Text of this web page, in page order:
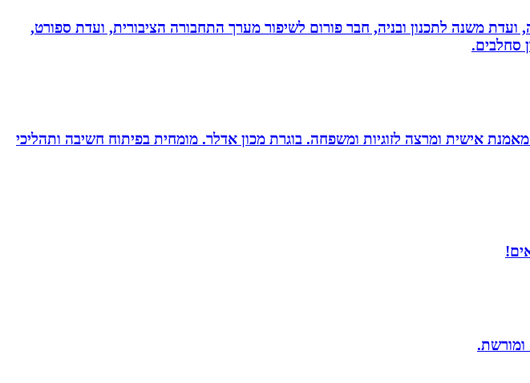
ועדת משנה לתכנון ובניה, חבר פורום לשיפור מערך התחבורה הציבורית, ועדת ספורט,
סחלבים.
מאמנת אישית ומרצה לזוגיות ומשפחה. בוגרת מכון אדלר. מומחית בפיתוח חשיבה ותהליכי
ומורשת.